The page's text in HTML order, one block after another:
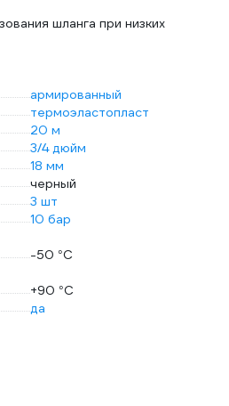
шланга при низких
армированный
термоэластопласт
20 м
3/4 дюйм
18 мм
черный
3 шт
10 бар
-50 °С
+90 °С
да